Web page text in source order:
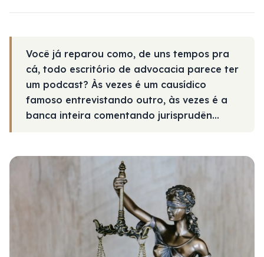
Você já reparou como, de uns tempos pra
cá, todo escritório de advocacia parece ter
um podcast? Às vezes é um causídico
famoso entrevistando outro, às vezes é a
banca inteira comentando jurisprudên...